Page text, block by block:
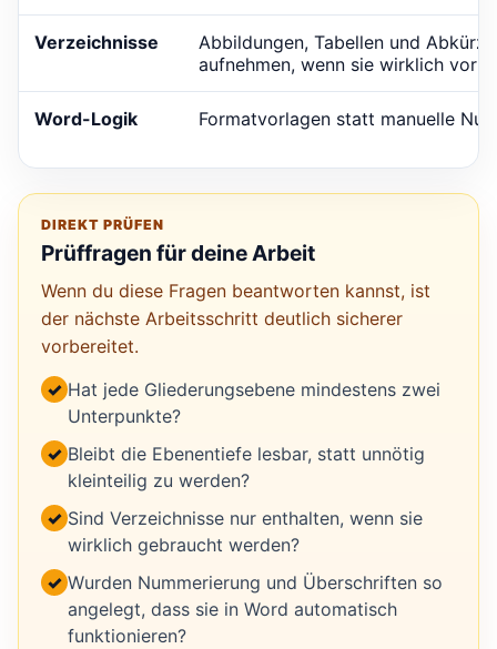
Verzeichnisse
Abbildungen, Tabellen und
aufnehmen, wenn sie wirklich
Word-Logik Formatvorlagen statt manuelle
DIREKT PRÜFEN
Prüffragen für deine Arbeit
Wenn du diese Fragen beantworten kannst, ist
der nächste Arbeitsschritt deutlich sicherer
vorbereitet.
✓ Hat jede Gliederungsebene mindestens zwei
Unterpunkte?
✓ Bleibt die Ebenentiefe lesbar, statt unnötig
kleinteilig zu werden?
✓ Sind Verzeichnisse nur enthalten, wenn sie
wirklich gebraucht werden?
✓ Wurden Nummerierung und Überschriften so
angelegt, dass sie in Word automatisch
funktionieren?